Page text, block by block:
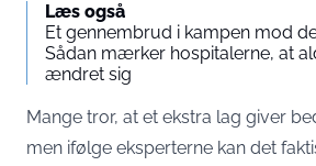
Læs også
Et gennembrud i kampen mod
Sådan mærker hospitalerne, at
ændret sig
Mange tror, at et ekstra lag giver
men ifølge eksperterne kan det